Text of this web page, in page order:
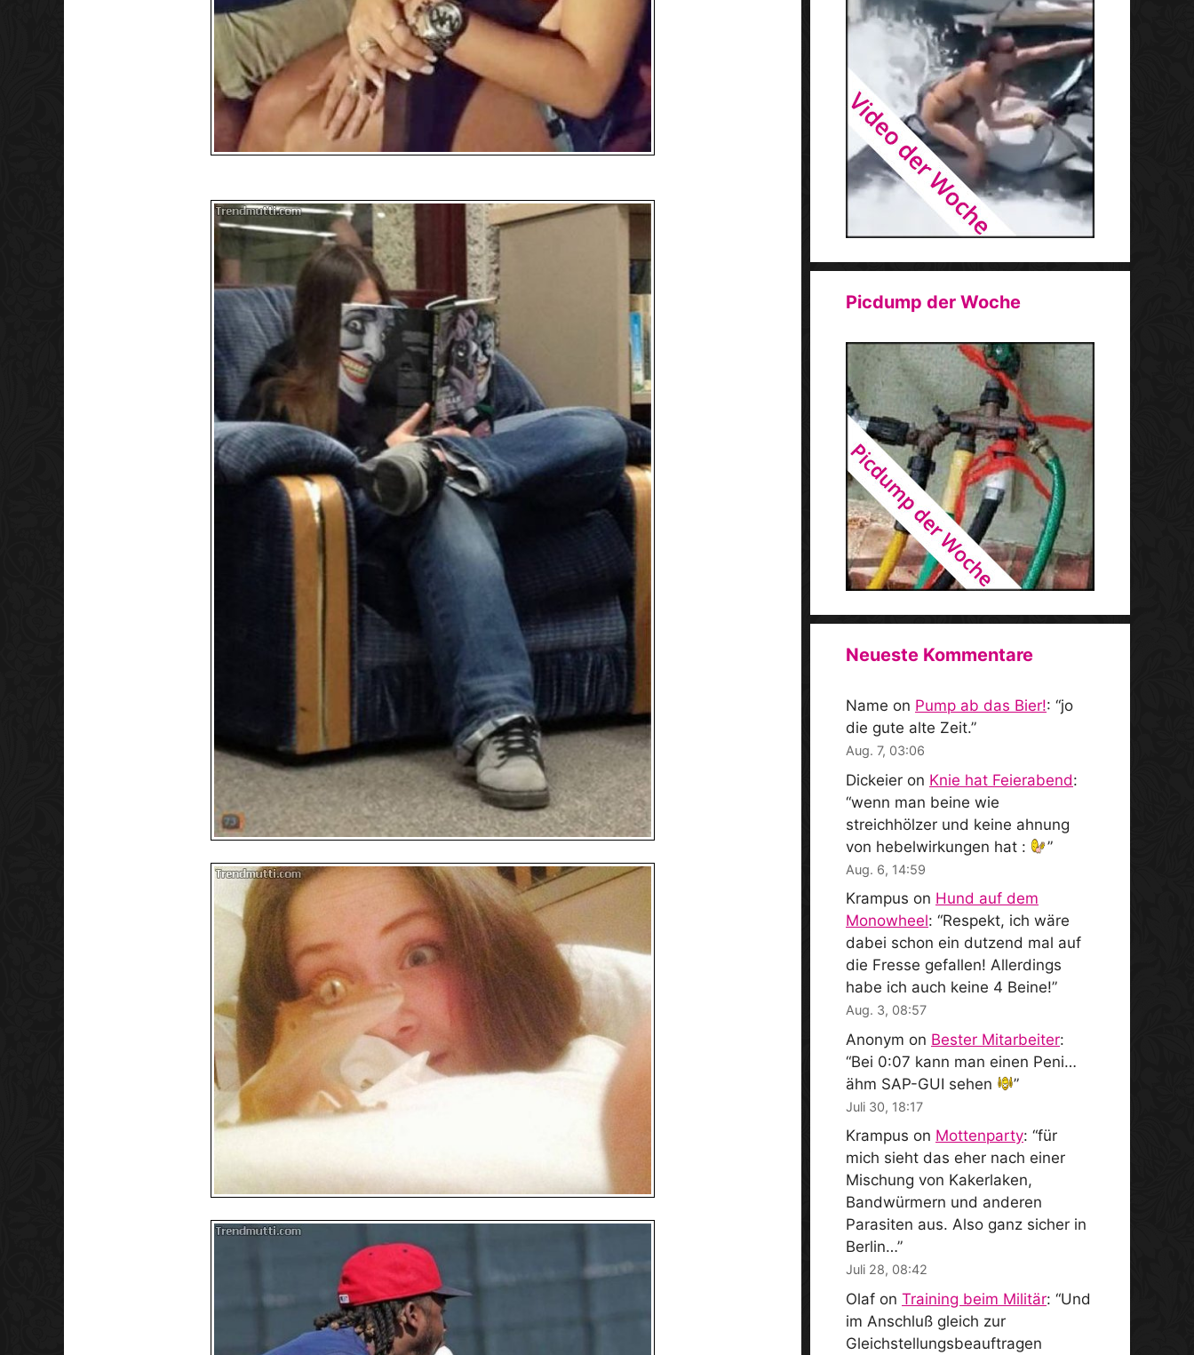
Picdump der Woche
Neueste Kommentare
Name on Pump ab das Bier!: “jo
die gute alte Zeit.”
Aug. 7, 03:06
Dickeier on Knie hat Feierabend:
“wenn man beine wie
streichhölzer und keine ahnung
von hebelwirkungen hat :
”
Aug. 6, 14:59
Krampus on Hund auf dem
Monowheel: “Respekt, ich wäre
dabei schon ein dutzend mal auf
die Fresse gefallen! Allerdings
habe ich auch keine 4 Beine!”
Aug. 3, 08:57
Anonym on Bester Mitarbeiter:
“Bei 0:07 kann man einen Peni…
ähm SAP-GUI sehen
”
Juli 30, 18:17
Krampus on Mottenparty: “für
mich sieht das eher nach einer
Mischung von Kakerlaken,
Bandwürmern und anderen
Parasiten aus. Also ganz sicher in
Berlin…”
Juli 28, 08:42
Olaf on Training beim Militär: “Und
im Anschluß gleich zur
Gleichstellungsbeauftragen